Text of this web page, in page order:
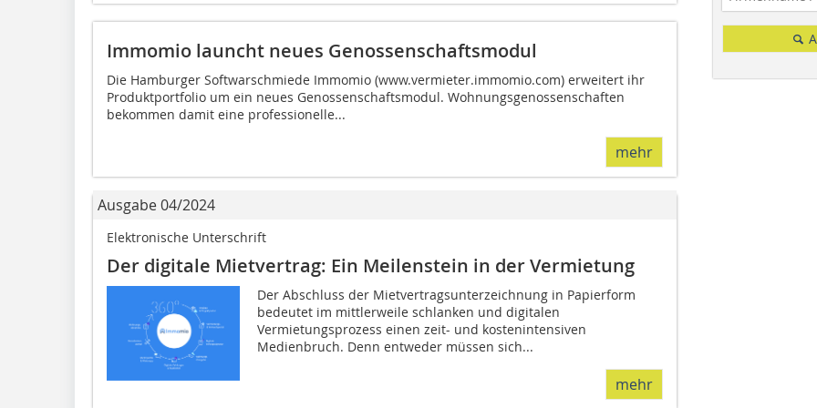
Immomio launcht neues Genossenschaftsmodul
Die Hamburger Softwarschmiede Immomio (www.vermieter.immomio.com) erweitert ihr
Produktportfolio um ein neues Genossenschaftsmodul. Wohnungsgenossenschaften
bekommen damit eine professionelle...
mehr
Ausgabe 04/2024
Elektronische Unterschrift
Der digitale Mietvertrag: Ein Meilenstein in der Vermietung
Der Abschluss der Mietvertragsunterzeichnung in Papierform
bedeutet im mittlerweile schlanken und digitalen
Vermietungsprozess einen zeit- und kostenintensiven
Medienbruch. Denn entweder müssen sich...
mehr